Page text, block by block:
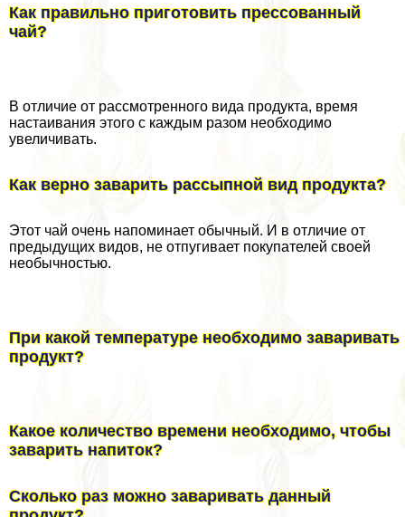
Как правильно приготовить прессованный
чай?
В отличие от рассмотренного вида продукта, время
настаивания этого с каждым разом необходимо
увеличивать.
Как верно заварить рассыпной вид продукта?
Этот чай очень напоминает обычный. И в отличие от
предыдущих видов, не отпугивает покупателей своей
необычностью.
При какой температуре необходимо заваривать
продукт?
Какое количество времени необходимо, чтобы
заварить напиток?
Сколько раз можно заваривать данный